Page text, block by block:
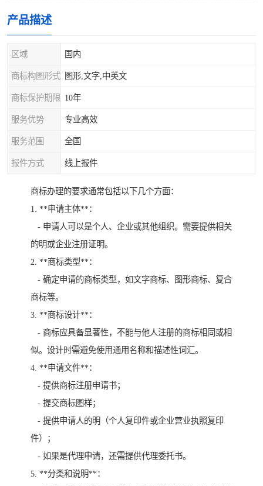
产品描述
区域 国内
商标构图形式 图形,文字,中英文
商标保护期限 10年
服务优势 专业高效
服务范围 全国
报件方式 线上报件
商标办理的要求通常包括以下几个方面：
1. **申请主体**：
- 申请人可以是个人、企业或其他组织。需要提供相关
的明或企业注册证明。
2. **商标类型**：
- 确定申请的商标类型，如文字商标、图形商标、复合
商标等。
3. **商标设计**：
- 商标应具备显著性，不能与他人注册的商标相同或相
似。设计时需避免使用通用名称和描述性词汇。
4. **申请文件**：
- 提供商标注册申请书；
- 提交商标图样；
- 提供申请人的明（个人复印件或企业营业执照复印
件）；
- 如果是代理申请，还需提供代理委托书。
5. **分类和说明**：